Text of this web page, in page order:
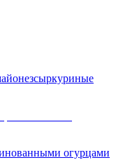
сыркуриные
огурцами